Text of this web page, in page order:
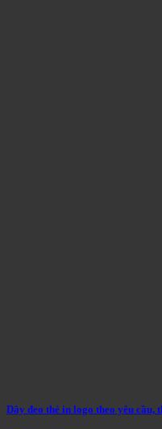
Dây đeo thẻ in logo theo yêu